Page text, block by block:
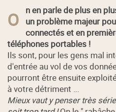
O
n en parle de plus en
un problème majeur
connectés et en
téléphones portables !
Ils sont, pour les gens mal
d'entrée au vol de vos
pourront être ensuite
à votre détriment ...
Mieux vaut y penser très